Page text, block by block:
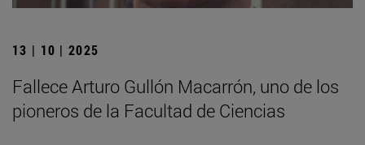
13 | 10 | 2025
Fallece Arturo Gullón Macarrón, uno de los
pioneros de la Facultad de Ciencias